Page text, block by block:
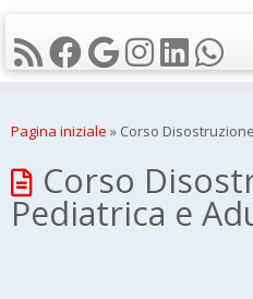
Pagina iniziale » Corso
Corso
Pediatrica e